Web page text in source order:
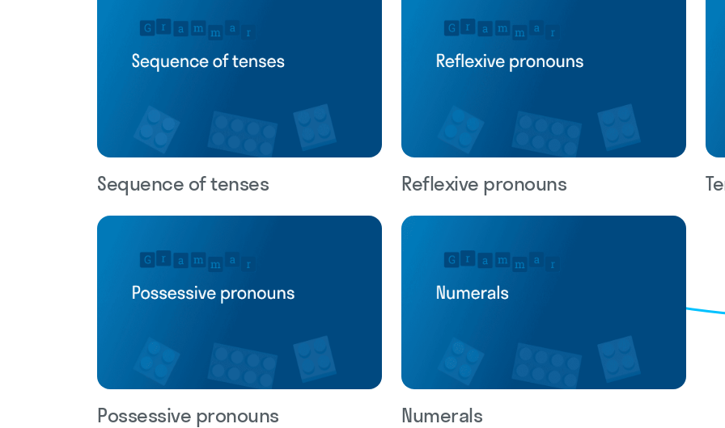
Sequence of tenses Reflexive pronouns
Possessive pronouns Numerals